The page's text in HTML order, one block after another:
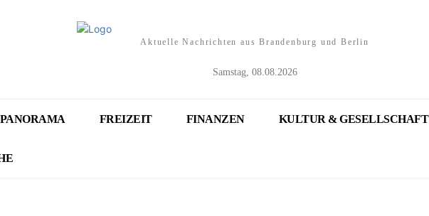
Aktuelle Nachrichten aus Brandenburg und Berlin
Samstag, 08.08.2026
PANORAMA FREIZEIT FINANZEN KULTUR & GESELLSCHAFT